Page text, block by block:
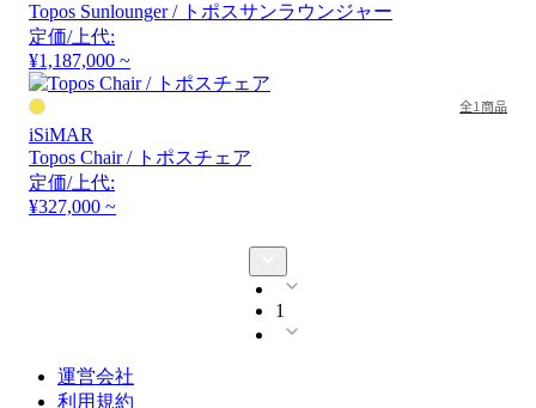
Topos Sunlounger / トポスサンラウンジャー
定価/上代:
¥1,187,000 ~
全1商品
iSiMAR
Topos Chair / トポスチェア
定価/上代:
¥327,000 ~
1
運営会社
利用規約